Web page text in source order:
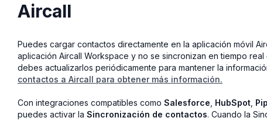
Aircall
Puedes cargar contactos directamente en la aplicación móvil
aplicación Aircall Workspace y no se sincronizan en tiempo
debes actualizarlos periódicamente para mantener la
contactos a Aircall para obtener más información.
Con integraciones compatibles como Salesforce HubSpot
puedes activar la Sincronización de contactos. Cuando la